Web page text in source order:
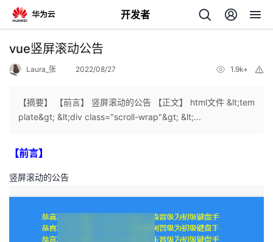
开发者
返
个
人
我
vue竖屏滚动公告
Laura_张 2022/08/27 1.9k+
【摘要】 【前言】 竖屏滚动的公告 【正文】 html文件 &lt;tem
plate&gt; &lt;div class="scroll-wrap"&gt; &lt;...
【前言】
竖屏滚动的公告